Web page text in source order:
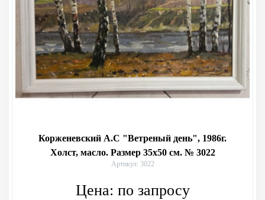
Корженевский А.С "Ветреный день", 1986г.
Холст, масло. Размер 35х50 см. № 3022
Артикул: 3022
Цена: по запросу